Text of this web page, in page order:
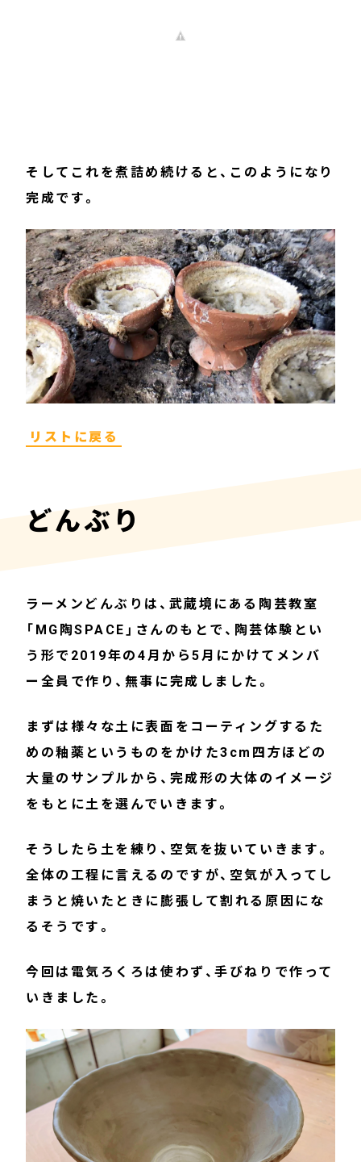
そしてこれを煮詰め続けると、このようになり
完成です。
リストに戻る
どんぶり
ラーメンどんぶりは、武蔵境にある陶芸教室
「MG陶SPACE」さんのもとで、陶芸体験とい
う形で2019年の4月から5月にかけてメンバ
ー全員で作り、無事に完成しました。
まずは様々な土に表面をコーティングするた
めの釉薬というものをかけた3cm四方ほどの
大量のサンプルから、完成形の大体のイメージ
をもとに土を選んでいきます。
そうしたら土を練り、空気を抜いていきます。
全体の工程に言えるのですが、空気が入ってし
まうと焼いたときに膨張して割れる原因にな
るそうです。
今回は電気ろくろは使わず、手びねりで作って
いきました。